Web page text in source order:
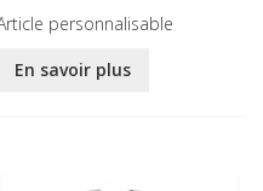
personnalisable
En savoir plus